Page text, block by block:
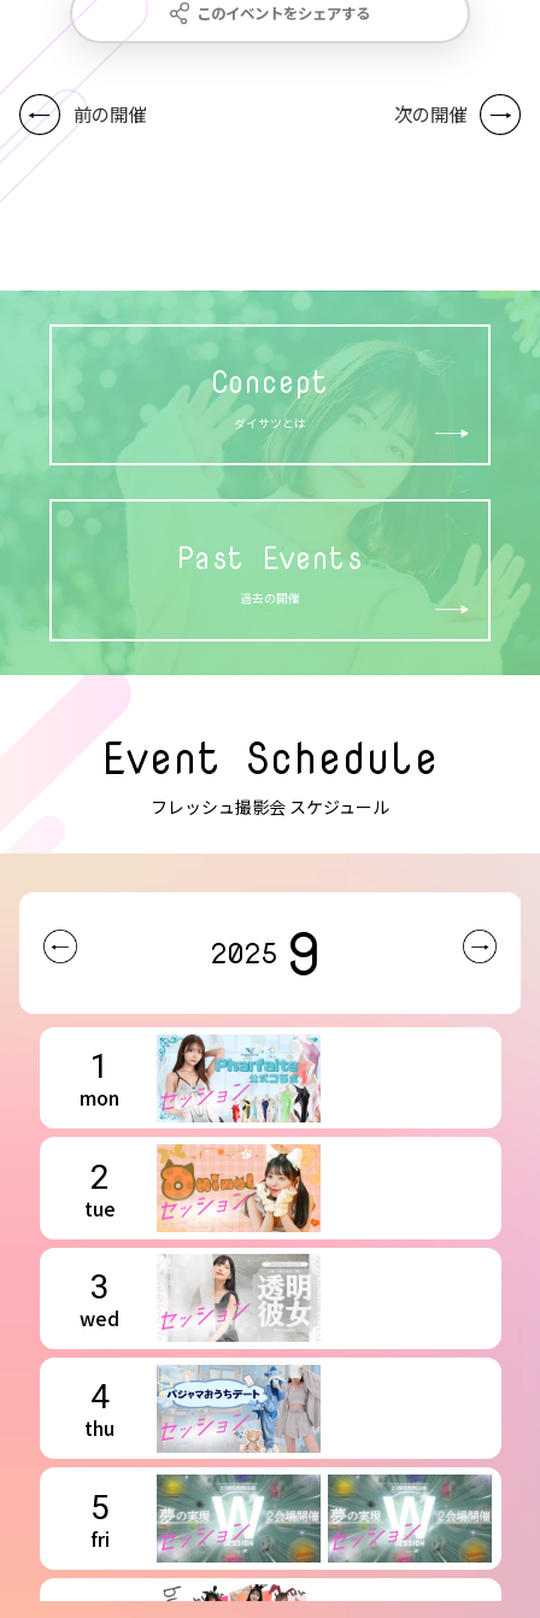
このイベントをシェアする
前の開催 次の開催
Concept
ダイサツとは
Past Events
過去の開催
Event Schedule
フレッシュ撮影会 スケジュール
2025 9
1
mon
2
tue
3
wed
4
thu
5
fri